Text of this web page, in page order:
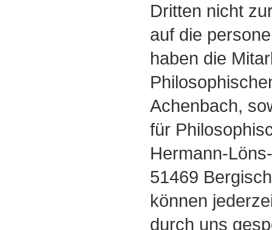
Dritten nicht
auf die
haben die
Achenbach,
für
Hermann-
51469
können
durch uns